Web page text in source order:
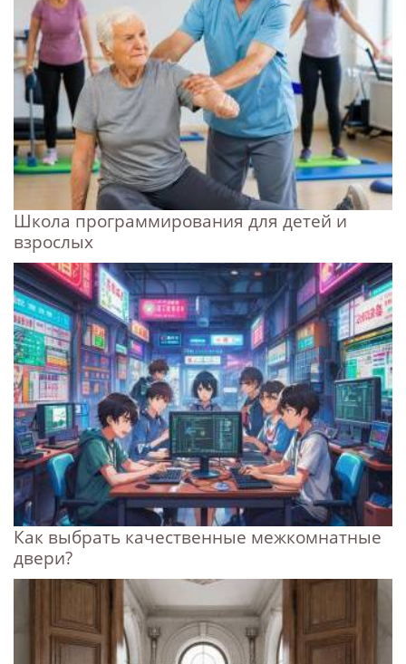
Школа программирования для детей и
взрослых
Как выбрать качественные межкомнатные
двери?